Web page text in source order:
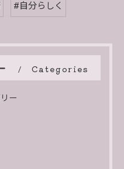
#自分らしく
Categories
ー